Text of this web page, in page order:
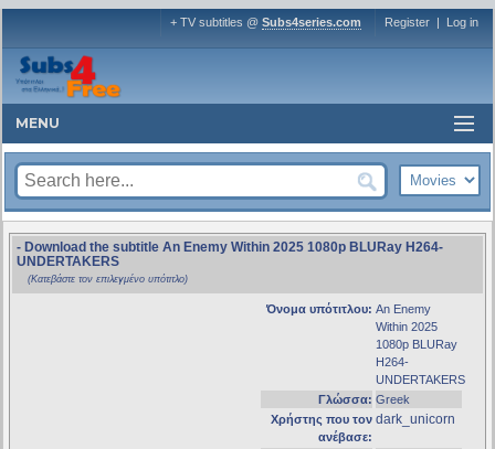
+ TV subtitles @ Subs4series.com Register | Log in
MENU
- Download the subtitle An Enemy Within 2025 1080p BLURay H264-
UNDERTAKERS
(Κατεβάστε τον επιλεγμένο υπότιτλο)
Όνομα υπότιτλου: An Enemy
Within 2025
1080p BLURay
H264-
UNDERTAKERS
Γλώσσα: Greek
Χρήστης που τον
ανέβασε:
dark_unicorn